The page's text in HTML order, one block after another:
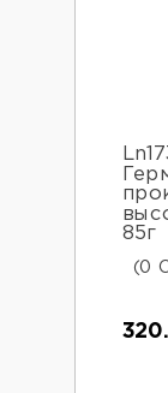
85г
(0